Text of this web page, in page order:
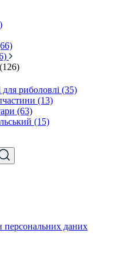
для риболовлі (35)
(13)
(63)
(15)
персональних даних